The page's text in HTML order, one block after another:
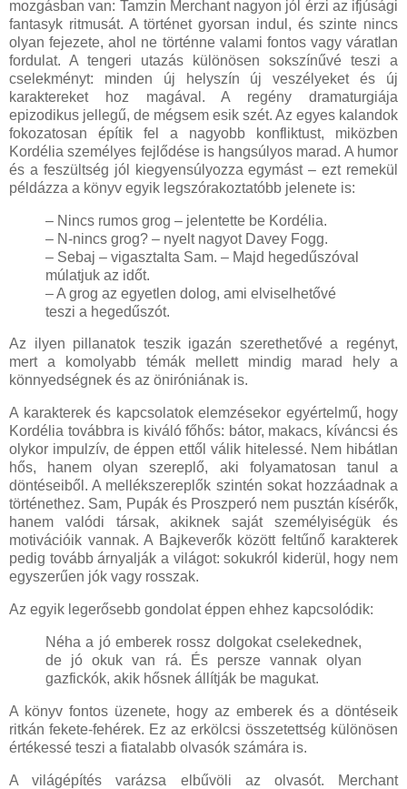
mozgásban van: Tamzin Merchant nagyon jól érzi az ifjúsági
fantasyk ritmusát. A történet gyorsan indul, és szinte nincs
olyan fejezete, ahol ne történne valami fontos vagy váratlan
fordulat. A tengeri utazás különösen sokszínűvé teszi a
cselekményt: minden új helyszín új veszélyeket és új
karaktereket hoz magával. A regény dramaturgiája
epizodikus jellegű, de mégsem esik szét. Az egyes kalandok
fokozatosan építik fel a nagyobb konfliktust, miközben
Kordélia személyes fejlődése is hangsúlyos marad. A humor
és a feszültség jól kiegyensúlyozza egymást – ezt remekül
példázza a könyv egyik legszórakoztatóbb jelenete is:
– Nincs rumos grog – jelentette be Kordélia.
– N-nincs grog? – nyelt nagyot Davey Fogg.
– Sebaj – vigasztalta Sam. – Majd hegedűszóval
múlatjuk az időt.
– A grog az egyetlen dolog, ami elviselhetővé
teszi a hegedűszót.
Az ilyen pillanatok teszik igazán szerethetővé a regényt,
mert a komolyabb témák mellett mindig marad hely a
könnyedségnek és az öniróniának is.
A karakterek és kapcsolatok elemzésekor egyértelmű, hogy
Kordélia továbbra is kiváló főhős: bátor, makacs, kíváncsi és
olykor impulzív, de éppen ettől válik hitelessé. Nem hibátlan
hős, hanem olyan szereplő, aki folyamatosan tanul a
döntéseiből. A mellékszereplők szintén sokat hozzáadnak a
történethez. Sam, Pupák és Proszperó nem pusztán kísérők,
hanem valódi társak, akiknek saját személyiségük és
motivációik vannak. A Bajkeverők között feltűnő karakterek
pedig tovább árnyalják a világot: sokukról kiderül, hogy nem
egyszerűen jók vagy rosszak.
Az egyik legerősebb gondolat éppen ehhez kapcsolódik:
Néha a jó emberek rossz dolgokat cselekednek,
de jó okuk van rá. És persze vannak olyan
gazfickók, akik hősnek állítják be magukat.
A könyv fontos üzenete, hogy az emberek és a döntéseik
ritkán fekete-fehérek. Ez az erkölcsi összetettség különösen
értékessé teszi a fiatalabb olvasók számára is.
A világépítés varázsa elbűvöli az olvasót. Merchant